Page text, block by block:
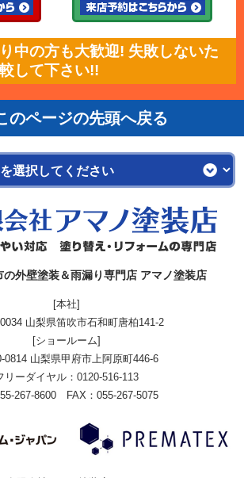
中の方も大歓迎! 失敗しないた
して下さい!!
のページの先頭へ戻る
の外壁塗装＆雨漏り専門店 アマノ塗装店
[本社]
山梨県笛吹市石和町唐柏141-2
[ショールーム]
0814 山梨県甲府市上阿原町446-6
リーダイヤル： 0120-516-113
267-8600 FAX：055-267-5075